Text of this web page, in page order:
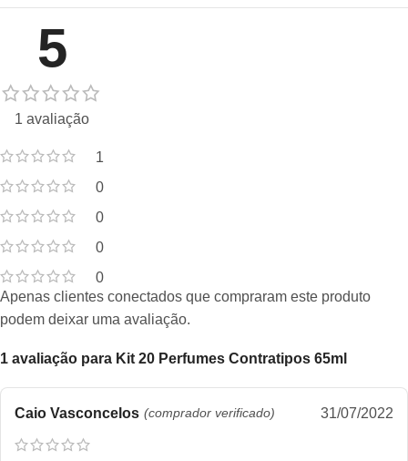
5
1 avaliação
1
0
0
0
0
1 avaliação para Kit 20 Perfumes Contratipos 65ml
Caio Vasconcelos (comprador verificado) 31/07/2022
Apenas clientes conectados que compraram este produto
podem deixar uma avaliação.